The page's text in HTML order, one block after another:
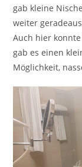
gab kleine
weiter
Auch hier
gab es einen
Möglichkeit,